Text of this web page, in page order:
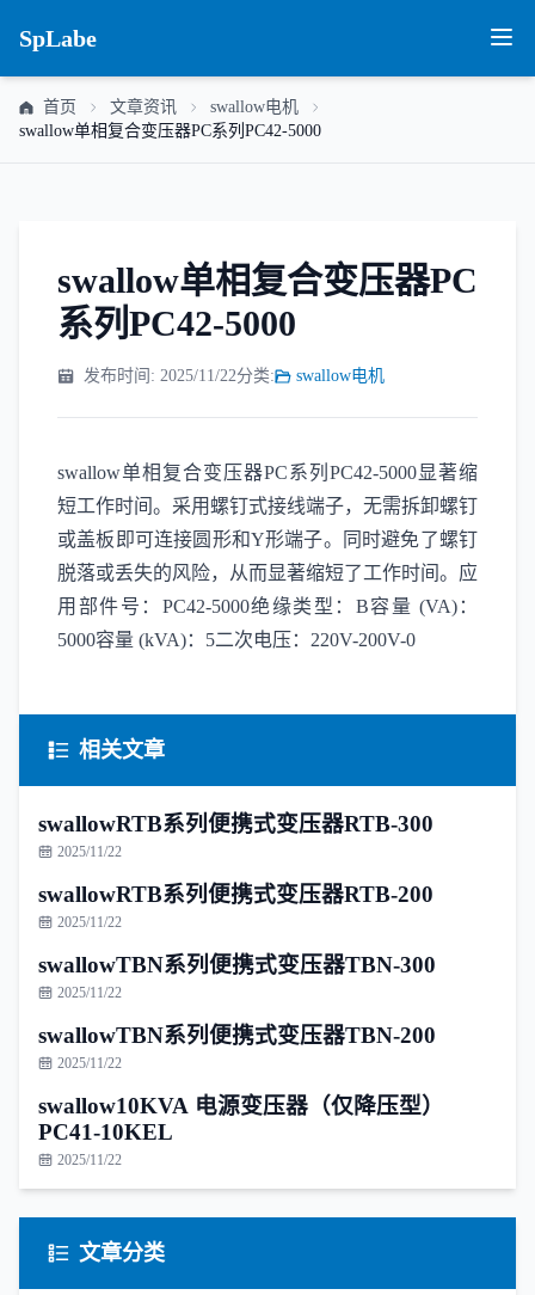
SpLabe
首页 文章资讯
swallow电机
swallow单相复合变压器PC系列PC42-5000
swallow单相复合变压器PC
系列PC42-5000
发布时间: 2025/11/22分类: swallow电机
swallow单相复合变压器PC系列PC42-5000显著缩
短工作时间。采用螺钉式接线端子，无需拆卸螺钉
或盖板即可连接圆形和Y形端子。同时避免了螺钉
脱落或丢失的风险，从而显著缩短了工作时间。应
用部件号：PC42-5000绝缘类型：B容量 (VA)：
5000容量 (kVA)：5二次电压：220V-200V-0
相关文章
swallowRTB系列便携式变压器RTB-300
2025/11/22
swallowRTB系列便携式变压器RTB-200
2025/11/22
swallowTBN系列便携式变压器TBN-300
2025/11/22
swallowTBN系列便携式变压器TBN-200
2025/11/22
swallow10KVA 电源变压器（仅降压型）
PC41-10KEL
2025/11/22
文章分类